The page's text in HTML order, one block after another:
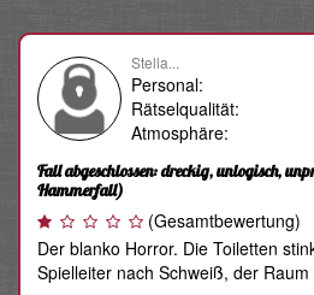
Stella...
Personal:
Rätselqualität:
Atmosphäre:
Fall abgeschlossen: dreckig, unlogisch,
Hammerfall)
(Gesamtbewertung)
Der blanko Horror. Die Toiletten
Spielleiter nach Schweiß, der